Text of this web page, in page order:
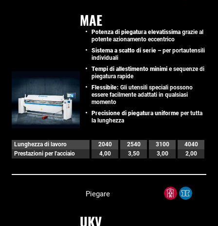
MAE
Potenza di piegatura elevatissima grazie al
potente azionamento eccentrico
Sistema a scatto di serie – per portautensili
individuali
Tempi di allestimento minimi e sequenze di
piegatura rapide
Flessibile: Gli utensili speciali possono
essere facilmente adattati in qualsiasi
momento
Precisione di piegatura uniforme per tutta
la lunghezza
Lunghezza di lavoro 2040 2540 3100
4040
Prestazioni per l'acciaio
4,00 3,50 3,00 2,00
Piegare
UKV